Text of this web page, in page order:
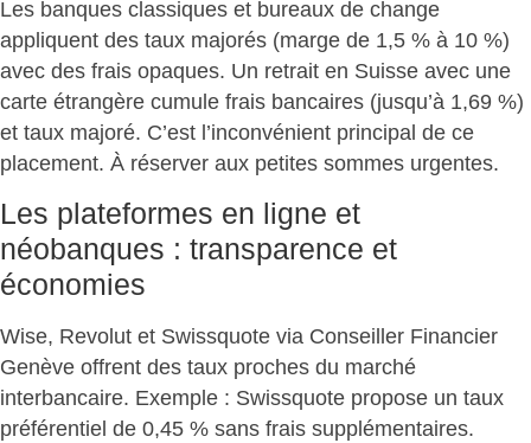
Les banques classiques et bureaux de change
appliquent des taux majorés (marge de 1,5 % à 10 %)
avec des frais opaques. Un retrait en Suisse avec une
carte étrangère cumule frais bancaires (jusqu’à 1,69 %)
et taux majoré. C’est l’inconvénient principal de ce
placement. À réserver aux petites sommes urgentes.
Les plateformes en ligne et
néobanques : transparence et
économies
Wise, Revolut et Swissquote via Conseiller Financier
Genève offrent des taux proches du marché
interbancaire. Exemple : Swissquote propose un taux
préférentiel de 0,45 % sans frais supplémentaires.